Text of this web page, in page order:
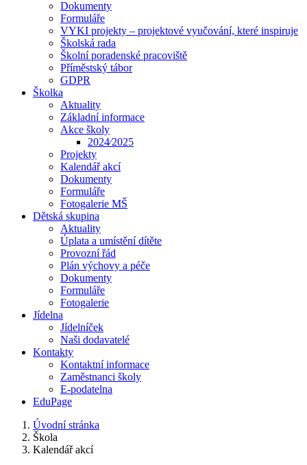
Dokumenty
Formuláře
VYKI projekty – projektové vyučování, které inspiruje
Školská rada
Školní poradenské pracoviště
Příměstský tábor
GDPR
Školka
Aktuality
Základní informace
Akce školy
2024⁄2025
Projekty
Kalendář akcí
Dokumenty
Formuláře
Fotogalerie MŠ
Dětská skupina
Aktuality
Úplata a umístění dítěte
Provozní řád
Plán výchovy a péče
Dokumenty
Formuláře
Fotogalerie
Jídelna
Jídelníček
Naši dodavatelé
Kontakty
Kontaktní informace
Zaměstnanci školy
E-podatelna
EduPage
Úvodní stránka
Škola
Kalendář akcí